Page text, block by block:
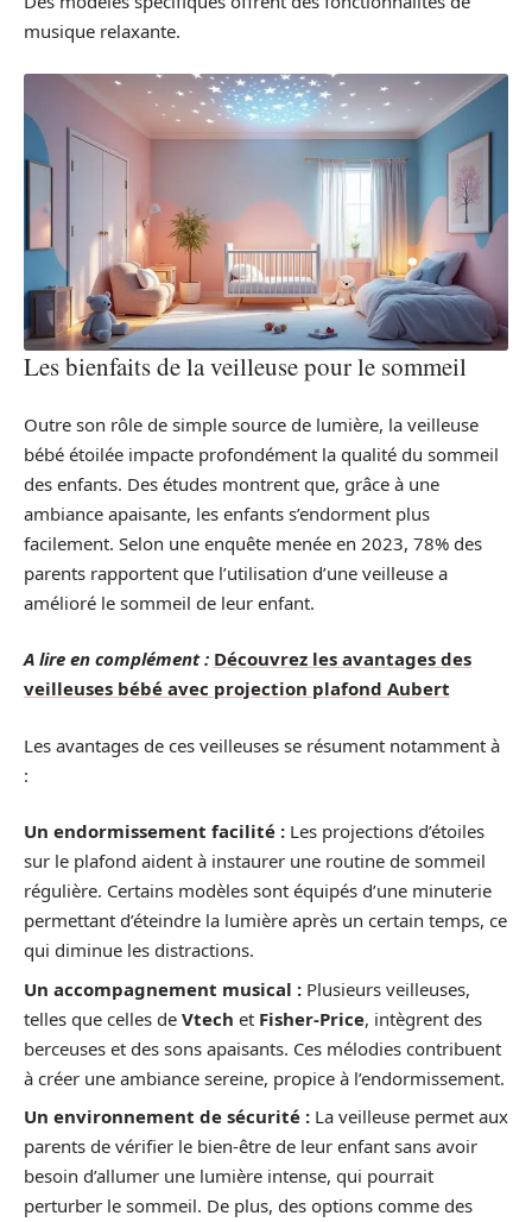
musique relaxante.
Les bienfaits de la veilleuse pour le sommeil
Outre son rôle de simple source de lumière, la veilleuse
bébé étoilée impacte profondément la qualité du sommeil
des enfants. Des études montrent que, grâce à une
ambiance apaisante, les enfants s’endorment plus
facilement. Selon une enquête menée en 2023, 78% des
parents rapportent que l’utilisation d’une veilleuse a
amélioré le sommeil de leur enfant.
A lire en complément : Découvrez les avantages des
veilleuses bébé avec projection plafond Aubert
Les avantages de ces veilleuses se résument notamment à
:
Un endormissement facilité : Les projections d’étoiles
sur le plafond aident à instaurer une routine de sommeil
régulière. Certains modèles sont équipés d’une minuterie
permettant d’éteindre la lumière après un certain temps, ce
qui diminue les distractions.
Un accompagnement musical : Plusieurs veilleuses,
telles que celles de Vtech et Fisher-Price, intègrent des
berceuses et des sons apaisants. Ces mélodies contribuent
à créer une ambiance sereine, propice à l’endormissement.
Un environnement de sécurité : La veilleuse permet aux
parents de vérifier le bien-être de leur enfant sans avoir
besoin d’allumer une lumière intense, qui pourrait
perturber le sommeil. De plus, des options comme des